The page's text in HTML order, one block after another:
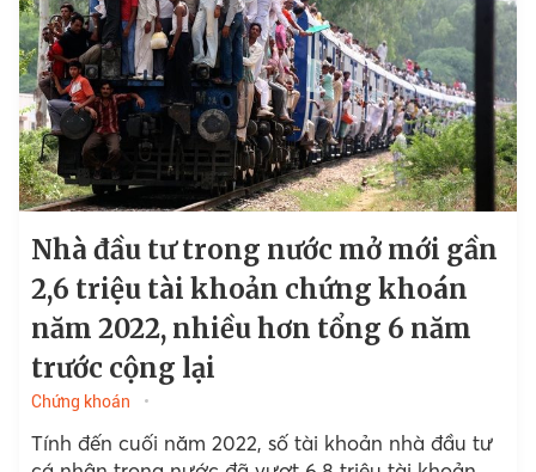
Nhà đầu tư trong nước mở mới gần
2,6 triệu tài khoản chứng khoán
năm 2022, nhiều hơn tổng 6 năm
trước cộng lại
Chứng khoán
Tính đến cuối năm 2022, số tài khoản nhà đầu tư